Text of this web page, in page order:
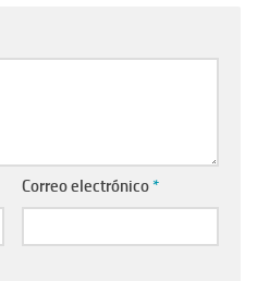
Correo electrónico *